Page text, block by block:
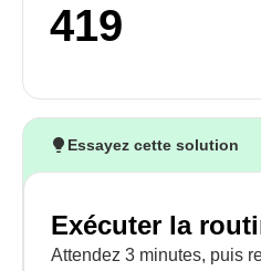
419
Essayez cette solution
Exécuter la
Attendez 3 minutes, puis